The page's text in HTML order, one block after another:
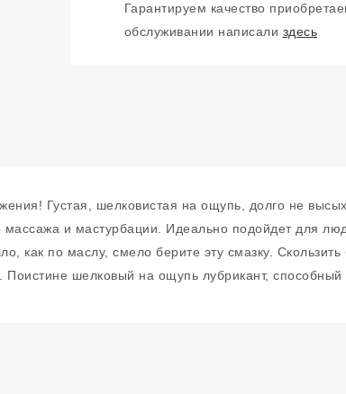
Гарантируем качество
обслуживании написали здесь
Густая, шелковистая на ощупь, долго не
массажа и мастурбации. Идеально подойдет для
как по маслу, смело берите эту смазку.
шелковый на ощупь лубрикант, способный